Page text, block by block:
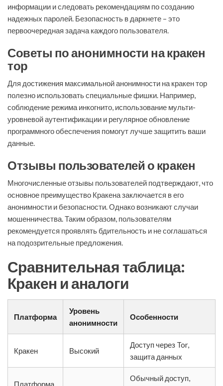
информации и следовать рекомендациям по созданию
надежных паролей. Безопасность в даркнете – это
первоочередная задача каждого пользователя.
Советы по анонимности на кракен
тор
Для достижения максимальной анонимности на кракен тор
полезно использовать специальные фишки. Например,
соблюдение режима инкогнито, использование мульти-
уровневой аутентификации и регулярное обновление
программного обеспечения помогут лучше защитить ваши
данные.
Отзывы пользователей о кракен
Многочисленные отзывы пользователей подтверждают, что
основное преимущество Кракена заключается в его
анонимности и безопасности. Однако возникают случаи
мошенничества. Таким образом, пользователям
рекомендуется проявлять бдительность и не соглашаться
на подозрительные предложения.
Сравнительная таблица:
Кракен и аналоги
Платформа
Уровень
анонимности
Особенности
Кракен Высокий
Доступ через Tor,
защита данных
Платформа
Обычный доступ,